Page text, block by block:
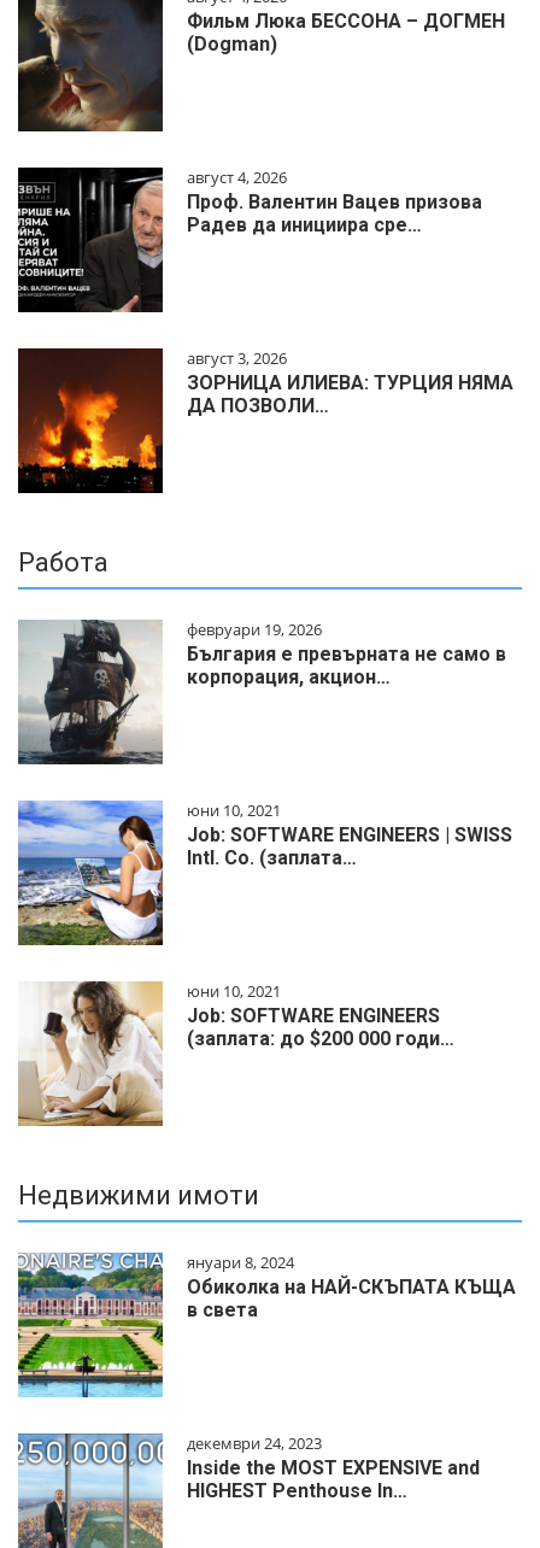
Фильм Люка БЕССОНА – ДОГМЕН
(Dogman)
август 4, 2026
Проф. Валентин Вацев призова
Радев да инициира сре…
август 3, 2026
ЗОРНИЦА ИЛИЕВА: ТУРЦИЯ НЯМА
ДА ПОЗВОЛИ…
Работа
февруари 19, 2026
България е превърната не само в
корпорация, акцион…
юни 10, 2021
Job: SOFTWARE ENGINEERS | SWISS
Intl. Co. (заплата…
юни 10, 2021
Job: SOFTWARE ENGINEERS
(заплата: до $200 000 годи…
Недвижими имоти
януари 8, 2024
Обиколка на НАЙ-СКЪПАТА КЪЩА
в света
декември 24, 2023
Inside the MOST EXPENSIVE and
HIGHEST Penthouse In…